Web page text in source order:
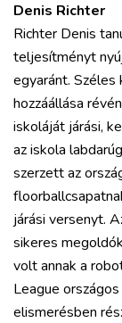
Denis Richter
Richter Denis
teljesítményt
egyaránt.
hozzáállása
iskoláját járási,
az iskola
szerzett az
járási versenyt.
sikeres
volt annak a
League
elismerésben